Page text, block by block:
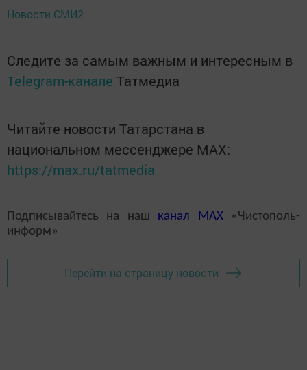
Новости СМИ2
Следите за самым важным и интересным в
Telegram-канале Татмедиа
Читайте новости Татарстана в
национальном мессенджере MАХ:
https://max.ru/tatmedia
Подписывайтесь на наш канал MAX«Чистополь-
информ»
Перейти на страницу новости